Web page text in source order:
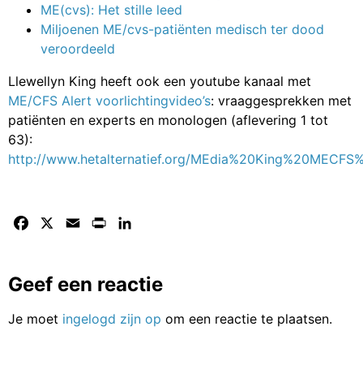
ME(cvs): Het stille leed
Miljoenen ME/cvs-patiënten medisch ter dood
veroordeeld
Llewellyn King heeft ook een youtube kanaal met
ME/CFS Alert voorlichtingvideo’s: vraaggesprekken met
patiënten en experts en monologen (aflevering 1 tot
63):
http://www.hetalternatief.org/
Facebook Email Print
Geef een reactie
Je moet ingelogd zijn op om een reactie te plaatsen.